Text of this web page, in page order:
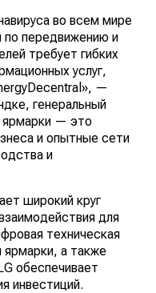
во всем мире
по передвижению и
требует гибких
услуг,
—
генеральный
ярмарки — это
и опытные сети
и
широкий круг
для
техническая
а также
обеспечивает
инвестиций.